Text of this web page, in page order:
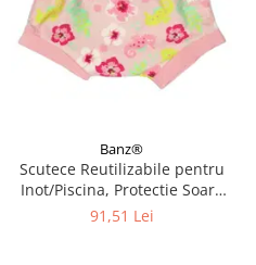
Banz®
Scutece Reutilizabile pentru
Inot/Piscina, Protectie Soare
UPF50+, Floral Pink, Diverse
91,51 Lei